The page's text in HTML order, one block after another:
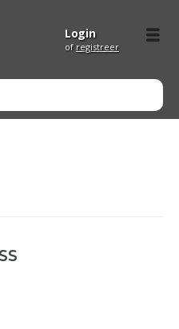
Login
of registreer